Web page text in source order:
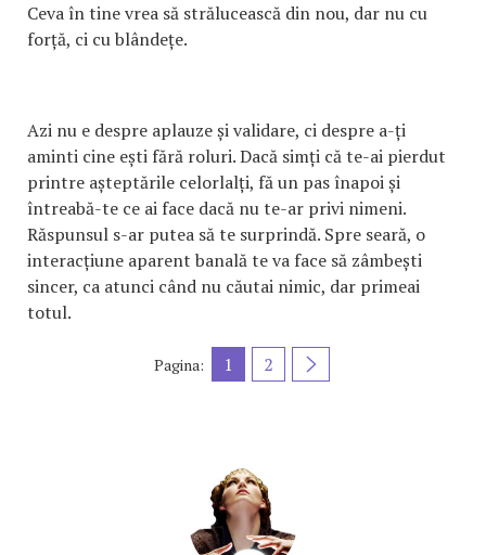
Ceva în tine vrea să strălucească din nou, dar nu cu
forță, ci cu blândețe.
Azi nu e despre aplauze și validare, ci despre a-ți
aminti cine ești fără roluri. Dacă simți că te-ai pierdut
printre așteptările celorlalți, fă un pas înapoi și
întreabă-te ce ai face dacă nu te-ar privi nimeni.
Răspunsul s-ar putea să te surprindă. Spre seară, o
interacțiune aparent banală te va face să zâmbești
sincer, ca atunci când nu căutai nimic, dar primeai
totul.
Pagina: 1 2